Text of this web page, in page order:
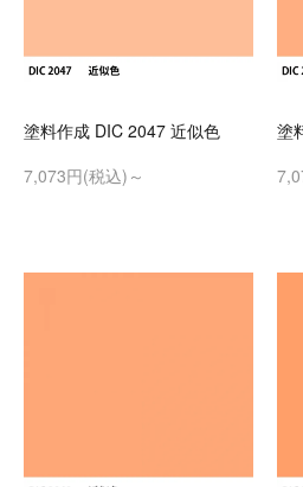
塗料作成 DIC 2047 近似色
7,073円(税込)～
塗